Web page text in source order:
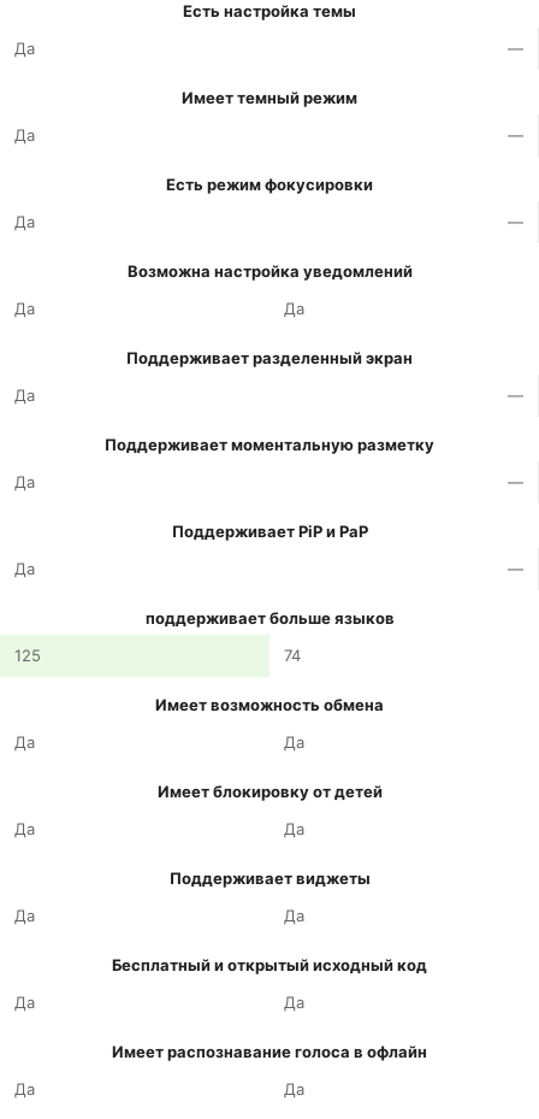
Есть настройка темы
Да
—
Имеет темный режим
Да
—
Есть режим фокусировки
Да
—
Возможна настройка уведомлений
Да
Да
Поддерживает разделенный экран
Да
—
Поддерживает моментальную разметку
Да
—
Поддерживает PiP и PaP
Да
—
поддерживает больше языков
125
74
Имеет возможность обмена
Да
Да
Имеет блокировку от детей
Да
Да
Поддерживает виджеты
Да
Да
Бесплатный и открытый исходный код
Да
Да
Имеет распознавание голоса в офлайн
Да
Да